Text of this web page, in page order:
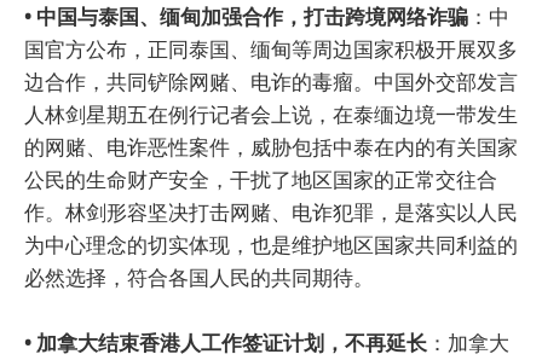
• 中国与泰国、缅甸加强合作，打击跨境网络诈骗 ：中
国官方公布，正同泰国、缅甸等周边国家积极开展双多
边合作，共同铲除网赌、电诈的毒瘤。中国外交部发言
人林剑星期五在例行记者会上说，在泰缅边境一带发生
的网赌、电诈恶性案件，威胁包括中泰在内的有关国家
公民的生命财产安全，干扰了地区国家的正常交往合
作。林剑形容坚决打击网赌、电诈犯罪，是落实以人民
为中心理念的切实体现，也是维护地区国家共同利益的
必然选择，符合各国人民的共同期待。
• 加拿大结束香港人工作签证计划，不再延长 ：加拿大